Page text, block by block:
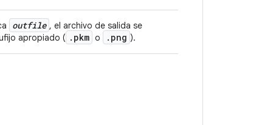
outfile , el archivo de salida se
apropiado ( . pkm o . png ).